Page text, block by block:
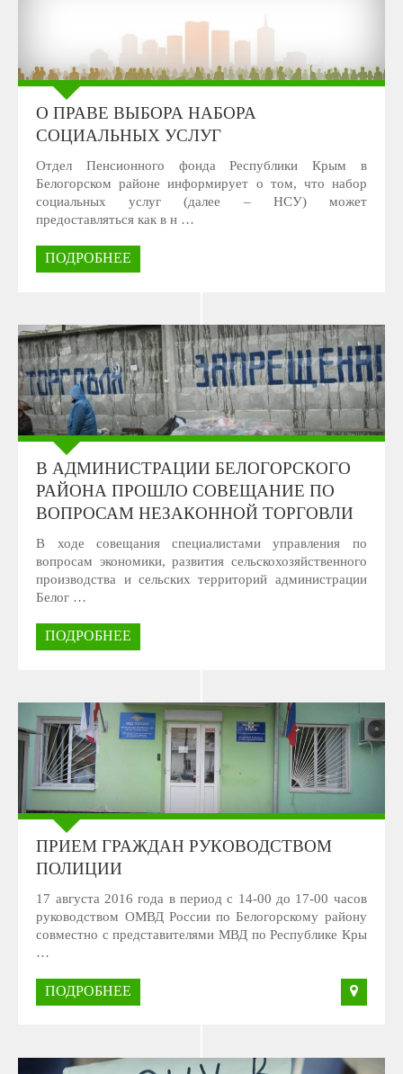
О ПРАВЕ ВЫБОРА НАБОРА
СОЦИАЛЬНЫХ УСЛУГ
Отдел Пенсионного фонда Республики Крым в
Белогорском районе информирует о том, что набор
социальных услуг (далее – НСУ) может
предоставляться как в н …
ПОДРОБНЕЕ
В АДМИНИСТРАЦИИ БЕЛОГОРСКОГО
РАЙОНА ПРОШЛО СОВЕЩАНИЕ ПО
ВОПРОСАМ НЕЗАКОННОЙ ТОРГОВЛИ
В ходе совещания специалистами управления по
вопросам экономики, развития сельскохозяйственного
производства и сельских территорий администрации
Белог …
ПОДРОБНЕЕ
ПРИЕМ ГРАЖДАН РУКОВОДСТВОМ
ПОЛИЦИИ
17 августа 2016 года в период с 14-00 до 17-00 часов
руководством ОМВД России по Белогорскому району
совместно с представителями МВД по Республике Кры
…
ПОДРОБНЕЕ